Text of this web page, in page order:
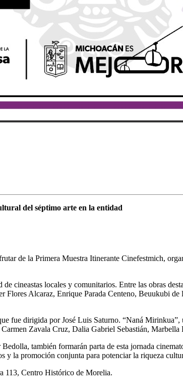
del séptimo arte en la entidad
de la Primera Muestra Itinerante Cinefestmich,
cineastas locales y comunitarios. Entre las obras
Alcaraz, Enrique Parada Centeno, Beuukubi
fue dirigida por José Luis Saturno. “Naná
Zavala Cruz, Dalia Gabriel Sebastián,
también formarán parta de esta jornada
la promoción conjunta para potenciar la riqueza
113, Centro Histórico de Morelia.